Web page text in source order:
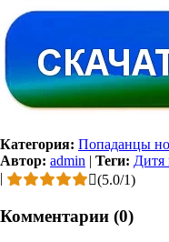
Категория: Попаданцы
Автор: admin | Теги: Дитя
|
(5.0/1)
Комментарии (0)